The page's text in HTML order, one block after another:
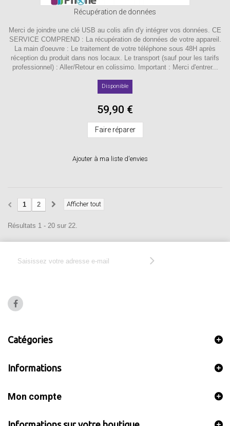
Récupération de données
Merci de joindre une clé USB au colis afin d'y intégrer vos données. CE
SERVICE COMPREND : La récupération de données de votre appareil.
La main d'oeuvre : Le traitement de votre téléphone sous 48H après
réception du produit dans nos locaux. Le transport (sauf pour les tarifs
professionnel) : Aller/Retour en colissimo. Important : Merci d'entrer...
Disponible
59,90 €
Faire réparer
Ajouter à ma liste d'envies
Afficher tout
1 2
Résultats 1 - 20 sur 22.
Catégories
Informations
Mon compte